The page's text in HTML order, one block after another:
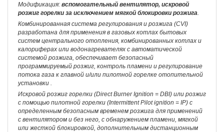
Модификация: вспомогательный вентилятор, искровой
розжиг горелки за исключением мягкой блокировки розжига
Комбинированная система регулирования и розжига (CVI)
разработана для применения в газовых котлах бытовых
систем центрального отопления, комбинированных котлах и
калориферах или водонагревателях с автоматической
системой розжига, обеспечивает безопасный
программируемый розжиг, контроль пламени и регулирование
потока газа к главной и/или пилотной горелке отопительной
установки .
Искровой розжиг горелки (Direct Burner Ignition = DBI) или розжиг
с помощью пилотной горелки (Intermittent Pilot ignition = IP) с
определенным безопасным временем розжига для применений
с вентилятором и без него, с обнаружением пламени, мягкой
или жесткой блокировкой, дополнительным дистанционным